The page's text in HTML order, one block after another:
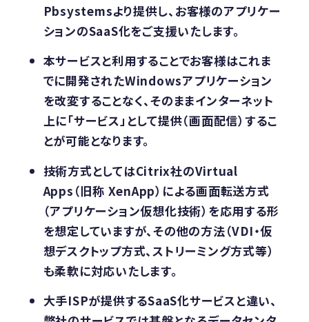
Pbsystemsより提供し、お客様のアプリケー
ションのSaaS化をご支援いたします。
本サービスと利用することでお客様はこれま
でに開発されたWindowsアプリケーション
を改変することなく、そのままインターネット
上に「サービス」として提供（画面配信）するこ
とが可能となります。
技術方式としてはCitrix社のVirtual
Apps（旧称 XenApp）による画面転送方式
（アプリケーション仮想化技術）を応用する形
を想定していますが、その他の方法（VDI・仮
想デスクトップ方式、ストリーミング方式等）
も柔軟に対応いたします。
大手ISPが提供するSaaS化サービスと違い、